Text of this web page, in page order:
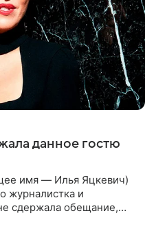
данное гостю
имя — Илья Яцкевич)
журналистка и
сдержала обещание,